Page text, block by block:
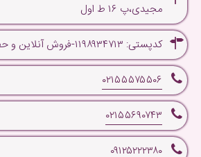
مجیدی،پ ۱۶ ط اول
کدپستی: ۱۱۹۸۹۳۴۷۱۳-فروش آنلاین و حضوری
۰۲۱۵۵۵۷۵۵۰۶
۰۲۱۵۵۶۹۰۷۴۳
۰۹۱۲۵۲۲۲۳۸۰